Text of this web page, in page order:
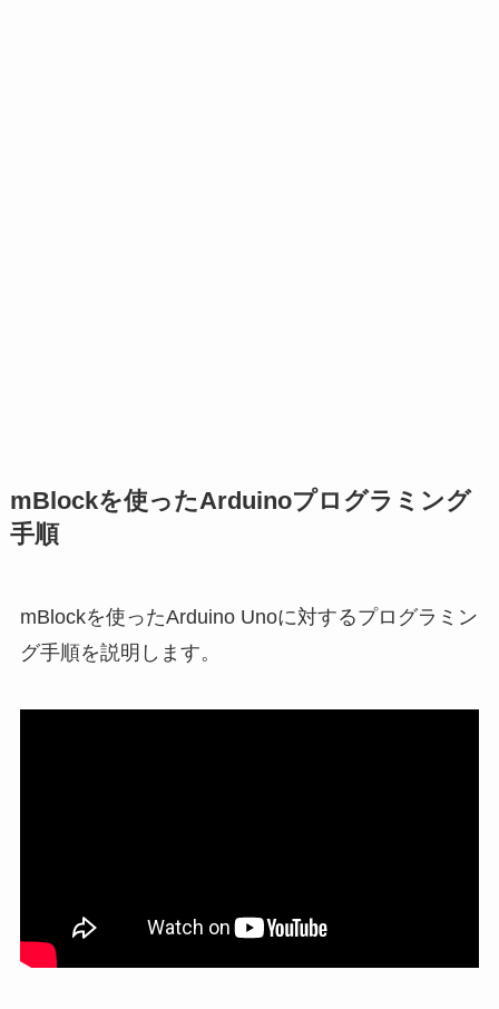
mBlockを使ったArduinoプログラミング
手順
mBlockを使ったArduino Unoに対するプログラミン
グ手順を説明します。